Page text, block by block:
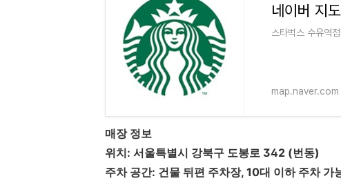
네이버 지도
스타벅스 수유역점
map.naver.com
매장 정보
위치: 서울특별시 강북구 도봉로 342 (번동)
주차 공간: 건물 뒤편 주차장, 10대 이하 주차 가